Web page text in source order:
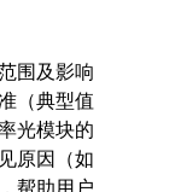
围及影响
（典型值
光模块的
原因（如
帮助用户